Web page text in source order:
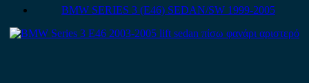
BMW SERIES 3 (E46) SEDAN/SW 1999-2005